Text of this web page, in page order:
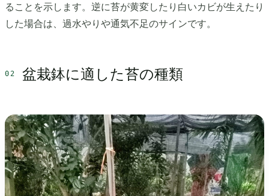
ることを示します。逆に苔が黄変したり白いカビが生えたり
した場合は、過水やりや通気不足のサインです。
盆栽鉢に適した苔の種類